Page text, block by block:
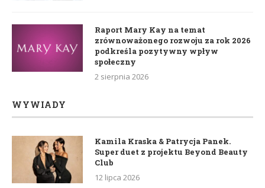
Raport Mary Kay na temat
zrównoważonego rozwoju za rok 2026
podkreśla pozytywny wpływ
społeczny
2 sierpnia 2026
WYWIADY
Kamila Kraska & Patrycja Panek.
Super duet z projektu Beyond Beauty
Club
12 lipca 2026